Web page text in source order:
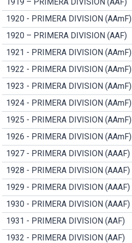
1920 - PRIMERA DIVISION (AAmF)
1920 – PRIMERA DIVISION (AAF)
1921 - PRIMERA DIVISION (AAmF)
1922 - PRIMERA DIVISION (AAmF)
1923 - PRIMERA DIVISION (AAmF)
1924 - PRIMERA DIVISION (AAmF)
1925 - PRIMERA DIVISION (AAmF)
1926 - PRIMERA DIVISION (AAmF)
1927 - PRIMERA DIVISION (AAAF)
1928 - PRIMERA DIVISION (AAAF)
1929 - PRIMERA DIVISION (AAAF)
1930 - PRIMERA DIVISION (AAAF)
1931 - PRIMERA DIVISION (AAF)
1932 - PRIMERA DIVISION (AAF)